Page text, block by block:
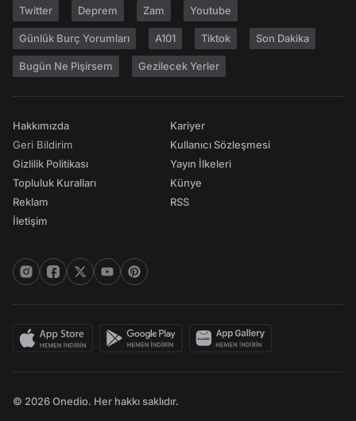
Twitter Deprem Zam Youtube
Günlük Burç Yorumları A101 Tiktok Son Dakika
Bugün Ne Pişirsem Gezilecek Yerler
Hakkımızda
Geri Bildirim
Gizlilik Politikası
Topluluk Kuralları
Reklam
İletişim
Kariyer
Kullanıcı Sözleşmesi
Yayın İlkeleri
Künye
RSS
© 2026 Onedio. Her hakkı saklıdır.